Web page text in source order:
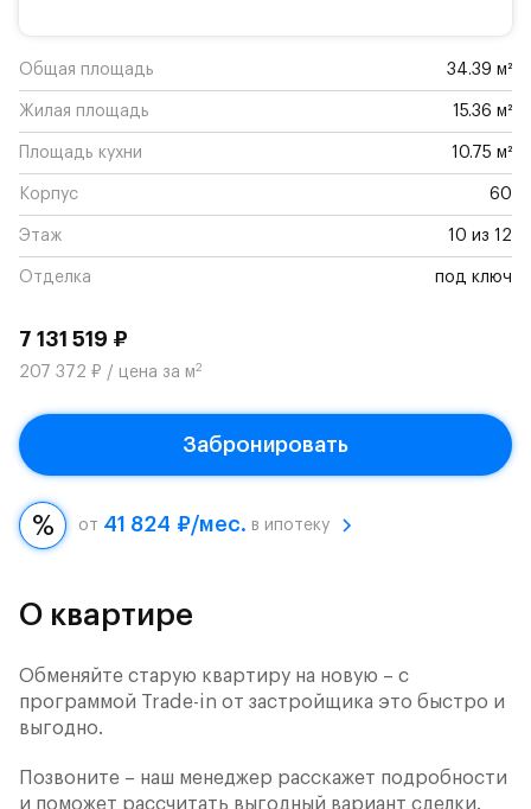
Общая площадь 34.39 м²
Жилая площадь 15.36 м²
Площадь кухни 10.75 м²
Корпус 60
Этаж 10 из 12
Отделка под ключ
7 131 519 ₽
207 372 ₽ / цена за м2
Забронировать
от 41 824 ₽/мес. в ипотеку
О квартире
Обменяйте старую квартиру на новую – с
программой Trade-in от застройщика это быстро и
выгодно.
Позвоните – наш менеджер расскажет подробности
и поможет рассчитать выгодный вариант сделки.